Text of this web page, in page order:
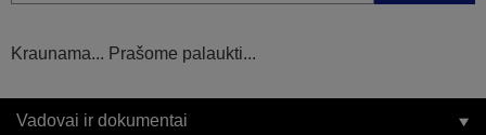
Kraunama... Prašome palaukti...
Vadovai ir dokumentai